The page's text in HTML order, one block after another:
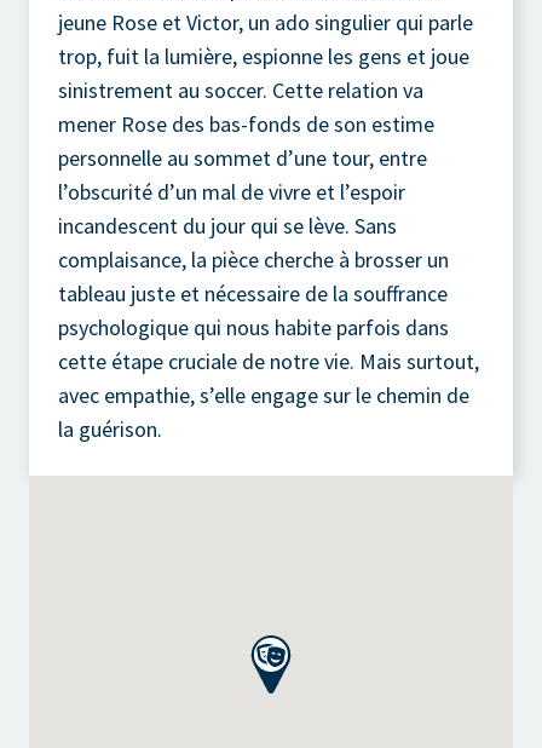
jeune Rose et Victor, un ado singulier qui parle
trop, fuit la lumière, espionne les gens et joue
sinistrement au soccer. Cette relation va
mener Rose des bas-fonds de son estime
personnelle au sommet d’une tour, entre
l’obscurité d’un mal de vivre et l’espoir
incandescent du jour qui se lève. Sans
complaisance, la pièce cherche à brosser un
tableau juste et nécessaire de la souffrance
psychologique qui nous habite parfois dans
cette étape cruciale de notre vie. Mais surtout,
avec empathie, s’elle engage sur le chemin de
la guérison.